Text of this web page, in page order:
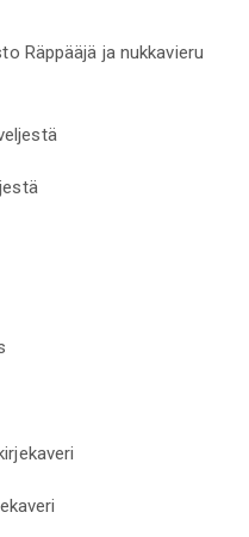
Räppääjä ja nukkavieru